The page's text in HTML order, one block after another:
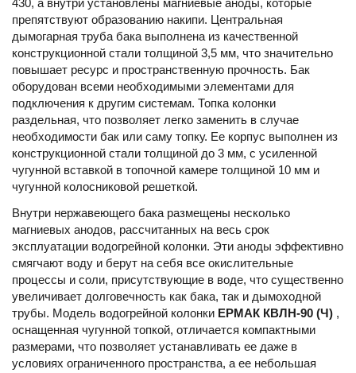
430, а внутри установлены магниевые аноды, которые
препятствуют образованию накипи. Центральная
дымогарная труба бака выполнена из качественной
конструкционной стали толщиной 3,5 мм, что значительно
повышает ресурс и пространственную прочность. Бак
оборудован всеми необходимыми элементами для
подключения к другим системам. Топка колонки
раздельная, что позволяет легко заменить в случае
необходимости бак или саму топку. Ее корпус выполнен из
конструкционной стали толщиной до 3 мм, с усиленной
чугунной вставкой в топочной камере толщиной 10 мм и
чугунной колосниковой решеткой.
Внутри нержавеющего бака размещены несколько
магниевых анодов, рассчитанных на весь срок
эксплуатации водогрейной колонки. Эти аноды эффективно
смягчают воду и берут на себя все окислительные
процессы и соли, присутствующие в воде, что существенно
увеличивает долговечность как бака, так и дымоходной
трубы. Модель водогрейной колонки ЕРМАК КВЛН-90 (Ч) ,
оснащенная чугунной топкой, отличается компактными
размерами, что позволяет устанавливать ее даже в
условиях ограниченного пространства, а ее небольшая